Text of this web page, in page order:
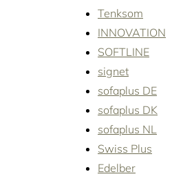
Tenksom
INNOVATION
SOFTLINE
signet
sofaplus DE
sofaplus DK
sofaplus NL
Swiss Plus
Edelber